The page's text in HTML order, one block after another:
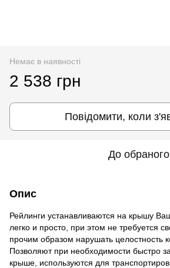
Немає в наявності
2 538 грн
Повідомити, коли
До обраного
Опис
Рейлинги устанавливаются на крышу
легко и просто, при этом не требуется
прочим образом нарушать целостность
Позволяют при необходимости быстро
крыше, используются для